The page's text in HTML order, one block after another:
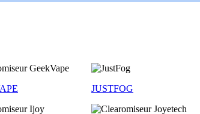
JUSTFOG